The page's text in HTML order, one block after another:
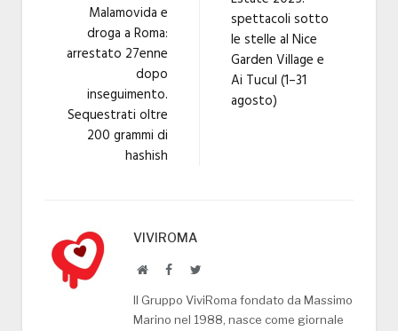
Malamovida e
droga a Roma:
arrestato 27enne
dopo
inseguimento.
Sequestrati oltre
200 grammi di
hashish
spettacoli sotto
le stelle al Nice
Garden Village e
Ai Tucul (1–31
agosto)
VIVIROMA
WebsiteFacebookTwitter
Il Gruppo ViviRoma fondato da Massimo
Marino nel 1988, nasce come giornale